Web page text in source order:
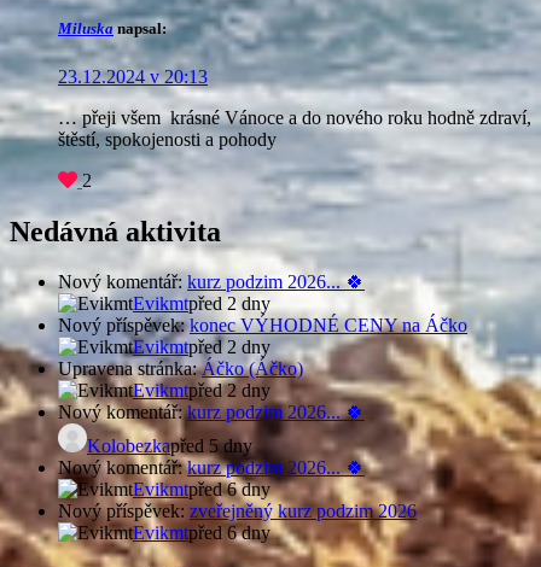
Miluska napsal:
23.12.2024 v 20:13
… přeji všem krásné Vánoce a do nového roku hodně zdraví,
štěstí, spokojenosti a pohody
2
Nedávná aktivita
Nový komentář: kurz podzim 2026... 🍀
Evikmtpřed 2 dny
Nový příspěvek:konec VÝHODNÉ CENY na Áčko
Evikmtpřed 2 dny
Upravena stránka:Áčko (Áčko)
Evikmtpřed 2 dny
Nový komentář:kurz podzim 2026... 🍀
Kolobezkapřed 5 dny
Nový komentář:kurz podzim 2026... 🍀
Evikmtpřed 6 dny
Nový příspěvek: zveřejněný kurz podzim 2026
Evikmtpřed 6 dny